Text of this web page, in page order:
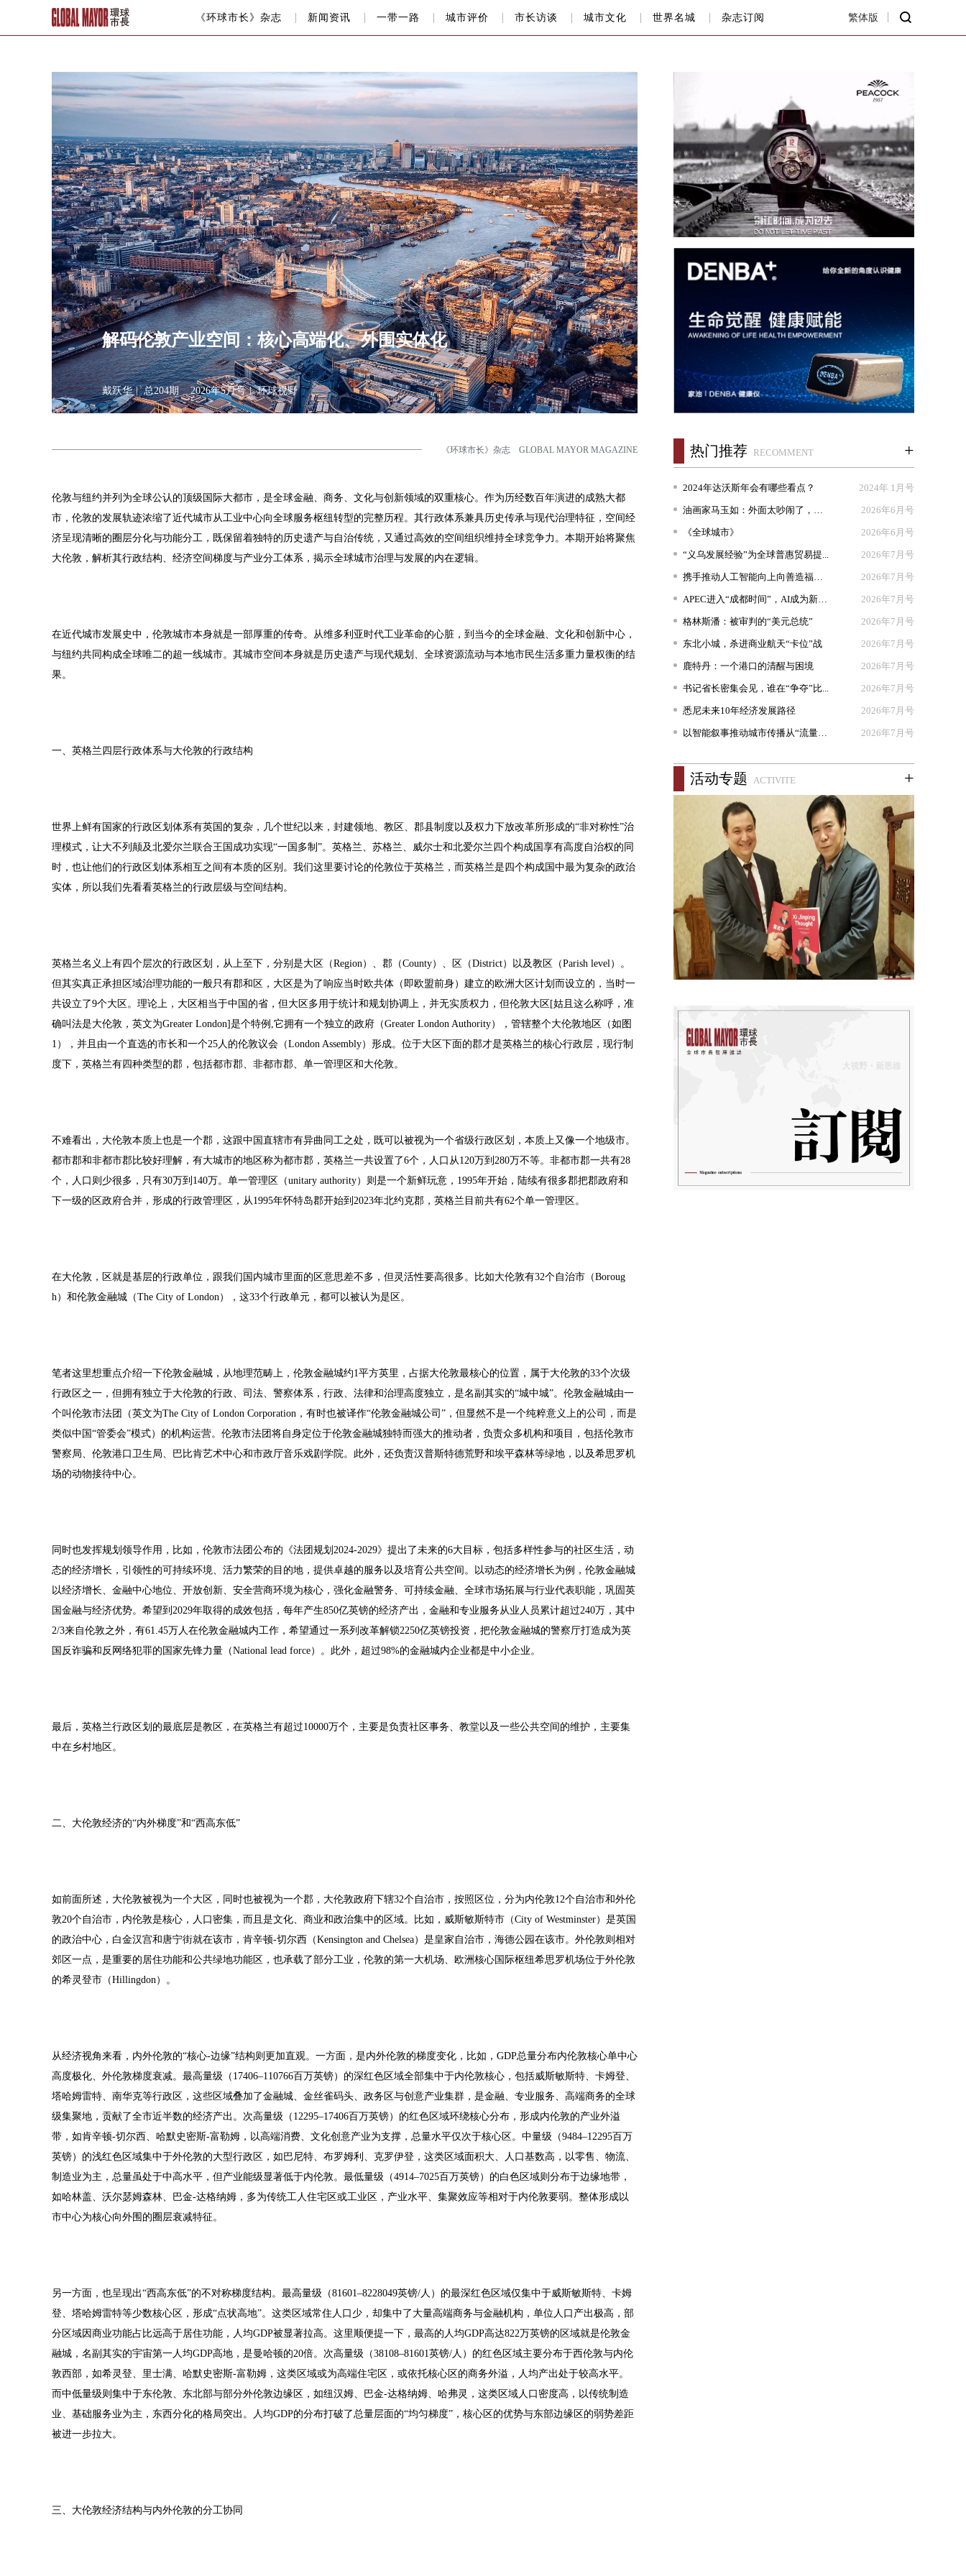
《环球市长》杂志 新闻资讯 一带一路 城市评价 市长访谈 城市文化 世界名城 杂志订阅 繁体版
解码伦敦产业空间：核心高端化、外围实体化
戴跃华 总204期 2026年5月号 环球视野
《环球市长》杂志 GLOBAL MAYOR MAGAZINE
伦敦与纽约并列为全球公认的顶级国际大都市，是全球金融、商务、文化与创新领域的双重核心。作为历经数百年演进的成熟大都
市，伦敦的发展轨迹浓缩了近代城市从工业中心向全球服务枢纽转型的完整历程。其行政体系兼具历史传承与现代治理特征，空间经
济呈现清晰的圈层分化与功能分工，既保留着独特的历史遗产与自治传统，又通过高效的空间组织维持全球竞争力。本期开始将聚焦
大伦敦，解析其行政结构、经济空间梯度与产业分工体系，揭示全球城市治理与发展的内在逻辑。
在近代城市发展史中，伦敦城市本身就是一部厚重的传奇。从维多利亚时代工业革命的心脏，到当今的全球金融、文化和创新中心，
与纽约共同构成全球唯二的超一线城市。其城市空间本身就是历史遗产与现代规划、全球资源流动与本地市民生活多重力量权衡的结
果。
一、英格兰四层行政体系与大伦敦的行政结构
世界上鲜有国家的行政区划体系有英国的复杂，几个世纪以来，封建领地、教区、郡县制度以及权力下放改革所形成的“非对称性”治
理模式，让大不列颠及北爱尔兰联合王国成功实现“一国多制”。英格兰、苏格兰、威尔士和北爱尔兰四个构成国享有高度自治权的同
时，也让他们的行政区划体系相互之间有本质的区别。我们这里要讨论的伦敦位于英格兰，而英格兰是四个构成国中最为复杂的政治
实体，所以我们先看看英格兰的行政层级与空间结构。
英格兰名义上有四个层次的行政区划，从上至下，分别是大区（Region）、郡（County）、区（District）以及教区（Parish level）。
但其实真正承担区域治理功能的一般只有郡和区，大区是为了响应当时欧共体（即欧盟前身）建立的欧洲大区计划而设立的，当时一
共设立了9个大区。理论上，大区相当于中国的省，但大区多用于统计和规划协调上，并无实质权力，但伦敦大区[姑且这么称呼，准
确叫法是大伦敦，英文为Greater London]是个特例,它拥有一个独立的政府（Greater London Authority），管辖整个大伦敦地区（如图
1），并且由一个直选的市长和一个25人的伦敦议会（London Assembly）形成。位于大区下面的郡才是英格兰的核心行政层，现行制
度下，英格兰有四种类型的郡，包括都市郡、非都市郡、单一管理区和大伦敦。
不难看出，大伦敦本质上也是一个郡，这跟中国直辖市有异曲同工之处，既可以被视为一个省级行政区划，本质上又像一个地级市。
都市郡和非都市郡比较好理解，有大城市的地区称为都市郡，英格兰一共设置了6个，人口从120万到280万不等。非都市郡一共有28
个，人口则少很多，只有30万到140万。单一管理区（unitary authority）则是一个新鲜玩意，1995年开始，陆续有很多郡把郡政府和
下一级的区政府合并，形成的行政管理区，从1995年怀特岛郡开始到2023年北约克郡，英格兰目前共有62个单一管理区。
在大伦敦，区就是基层的行政单位，跟我们国内城市里面的区意思差不多，但灵活性要高很多。比如大伦敦有32个自治市（Boroug
h）和伦敦金融城（The City of London），这33个行政单元，都可以被认为是区。
笔者这里想重点介绍一下伦敦金融城，从地理范畴上，伦敦金融城约1平方英里，占据大伦敦最核心的位置，属于大伦敦的33个次级
行政区之一，但拥有独立于大伦敦的行政、司法、警察体系，行政、法律和治理高度独立，是名副其实的“城中城”。伦敦金融城由一
个叫伦敦市法团（英文为The City of London Corporation，有时也被译作“伦敦金融城公司”，但显然不是一个纯粹意义上的公司，而是
类似中国“管委会”模式）的机构运营。伦敦市法团将自身定位于伦敦金融城独特而强大的推动者，负责众多机构和项目，包括伦敦市
警察局、伦敦港口卫生局、巴比肯艺术中心和市政厅音乐戏剧学院。此外，还负责汉普斯特德荒野和埃平森林等绿地，以及希思罗机
场的动物接待中心。
同时也发挥规划领导作用，比如，伦敦市法团公布的《法团规划2024-2029》提出了未来的6大目标，包括多样性参与的社区生活，动
态的经济增长，引领性的可持续环境、活力繁荣的目的地，提供卓越的服务以及培育公共空间。以动态的经济增长为例，伦敦金融城
以经济增长、金融中心地位、开放创新、安全营商环境为核心，强化金融警务、可持续金融、全球市场拓展与行业代表职能，巩固英
国金融与经济优势。希望到2029年取得的成效包括，每年产生850亿英镑的经济产出，金融和专业服务从业人员累计超过240万，其中
2/3来自伦敦之外，有61.45万人在伦敦金融城内工作，希望通过一系列改革解锁2250亿英镑投资，把伦敦金融城的警察厅打造成为英
国反诈骗和反网络犯罪的国家先锋力量（National lead force）。此外，超过98%的金融城内企业都是中小企业。
最后，英格兰行政区划的最底层是教区，在英格兰有超过10000万个，主要是负责社区事务、教堂以及一些公共空间的维护，主要集
中在乡村地区。
二、大伦敦经济的“内外梯度”和“西高东低”
如前面所述，大伦敦被视为一个大区，同时也被视为一个郡，大伦敦政府下辖32个自治市，按照区位，分为内伦敦12个自治市和外伦
敦20个自治市，内伦敦是核心，人口密集，而且是文化、商业和政治集中的区域。比如，威斯敏斯特市（City of Westminster）是英国
的政治中心，白金汉宫和唐宁街就在该市，肯辛顿-切尔西（Kensington and Chelsea）是皇家自治市，海德公园在该市。外伦敦则相对
郊区一点，是重要的居住功能和公共绿地功能区，也承载了部分工业，伦敦的第一大机场、欧洲核心国际枢纽希思罗机场位于外伦敦
的希灵登市（Hillingdon）。
从经济视角来看，内外伦敦的“核心-边缘”结构则更加直观。一方面，是内外伦敦的梯度变化，比如，GDP总量分布内伦敦核心单中心
高度极化、外伦敦梯度衰减。最高量级（17406–110766百万英镑）的深红色区域全部集中于内伦敦核心，包括威斯敏斯特、卡姆登、
塔哈姆雷特、南华克等行政区，这些区域叠加了金融城、金丝雀码头、政务区与创意产业集群，是金融、专业服务、高端商务的全球
级集聚地，贡献了全市近半数的经济产出。次高量级（12295–17406百万英镑）的红色区域环绕核心分布，形成内伦敦的产业外溢
带，如肯辛顿-切尔西、哈默史密斯-富勒姆，以高端消费、文化创意产业为支撑，总量水平仅次于核心区。中量级（9484–12295百万
英镑）的浅红色区域集中于外伦敦的大型行政区，如巴尼特、布罗姆利、克罗伊登，这类区域面积大、人口基数高，以零售、物流、
制造业为主，总量虽处于中高水平，但产业能级显著低于内伦敦。最低量级（4914–7025百万英镑）的白色区域则分布于边缘地带，
如哈林盖、沃尔瑟姆森林、巴金-达格纳姆，多为传统工人住宅区或工业区，产业水平、集聚效应等相对于内伦敦要弱。整体形成以
市中心为核心向外围的圈层衰减特征。
另一方面，也呈现出“西高东低”的不对称梯度结构。最高量级（81601–8228049英镑/人）的最深红色区域仅集中于威斯敏斯特、卡姆
登、塔哈姆雷特等少数核心区，形成“点状高地”。这类区域常住人口少，却集中了大量高端商务与金融机构，单位人口产出极高，部
分区域因商业功能占比远高于居住功能，人均GDP被显著拉高。这里顺便提一下，最高的人均GDP高达822万英镑的区域就是伦敦金
融城，名副其实的宇宙第一人均GDP高地，是曼哈顿的20倍。次高量级（38108–81601英镑/人）的红色区域主要分布于西伦敦与内伦
敦西部，如希灵登、里士满、哈默史密斯-富勒姆，这类区域或为高端住宅区，或依托核心区的商务外溢，人均产出处于较高水平。
而中低量级则集中于东伦敦、东北部与部分外伦敦边缘区，如纽汉姆、巴金-达格纳姆、哈弗灵，这类区域人口密度高，以传统制造
业、基础服务业为主，东西分化的格局突出。人均GDP的分布打破了总量层面的“均匀梯度”，核心区的优势与东部边缘区的弱势差距
被进一步拉大。
三、大伦敦经济结构与内外伦敦的分工协同
热门推荐 RECOMMENT +
2024年达沃斯年会有哪些看点？ 2024年 1月号
油画家马玉如：外面太吵闹了，我想... 2026年6月号
《全球城市》 2026年6月号
“义乌发展经验”为全球普惠贸易提... 2026年7月号
携手推动人工智能向上向善造福人类 2026年7月号
APEC进入“成都时间”，AI成为新坐... 2026年7月号
格林斯潘：被审判的“美元总统” 2026年7月号
东北小城，杀进商业航天“卡位”战 2026年7月号
鹿特丹：一个港口的清醒与困境 2026年7月号
书记省长密集会见，谁在“争夺”比... 2026年7月号
悉尼未来10年经济发展路径 2026年7月号
以智能叙事推动城市传播从“流量出... 2026年7月号
活动专题 ACTIVITE +